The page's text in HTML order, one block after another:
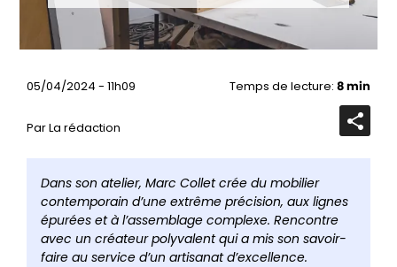
05/04/2024 - 11h09 Temps de lecture:8 min
Par La rédaction
Ouvrir/
barre
Dans son atelier, Marc Collet crée du mobilier
contemporain d’une extrême précision, aux lignes
épurées et à l’assemblage complexe. Rencontre
avec un créateur polyvalent qui a mis son savoir-
faire au service d’un artisanat d’excellence.